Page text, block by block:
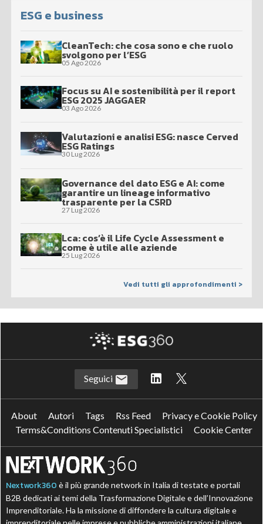
ESG e business
CleanTech: che cosa sono e che ruolo
svolgono per l’ESG
05 Ago 2026
Focus su AI e sostenibilità per il report
ESG 2025 JAGGAER
03 Ago 2026
Valutazioni e analisi ESG: nasce Cerved
ESG Ratings
30 Lug 2026
Governance del dato ESG e AI: come
garantire un lineage informativo
trasparente per la CSRD
27 Lug 2026
Lca: cos’è il Life Cycle Assessment e
come è utile alle aziende
25 Lug 2026
Vedi tutti gli approfondimenti >
Seguici
About Autori Tags Rss Feed
Privacy e Cookie Policy
Terms&Conditions Contenuti Specialistici
Cookie Center
Nextwork360 è il più grande network in Italia di testate e portali
B2B dedicati ai temi della Trasformazione Digitale e dell’Innovazione
Imprenditoriale. Ha la missione di diffondere la cultura digitale e